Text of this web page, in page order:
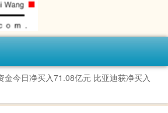
金今日净买入71.08亿元 比亚迪获净买入